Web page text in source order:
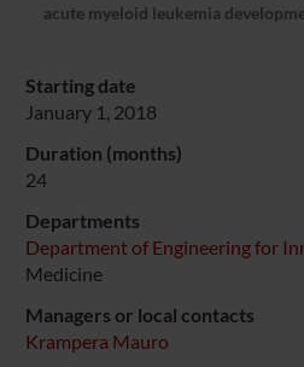
acute myeloid leukemia
Starting date
January 1, 2018
Duration (months)
24
Departments
Department of Engineering for
Medicine
Managers or local contacts
Krampera Mauro